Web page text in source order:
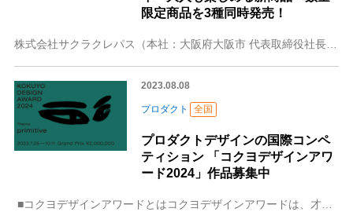
限定商品を3種同時発売！
株式会社サクラクレパス（本社：大阪府大阪市 代表取締役社長：西村 彦四郎 以下「サクラクレパス」）は、｢クーピーペンシル｣発売50周年を記念し、「Re:COUP
2023.08.08
プロダクト 全国
プロダクトデザインの国際コンペ
ティション 「コクヨデザインアワ
ード2024」作品募集中
■コクヨデザインアワードとはコクヨデザインアワードは、才能あるデザイナーの応援と共創を目的とするプロダクトデザインの国際コンペティションです。世相を